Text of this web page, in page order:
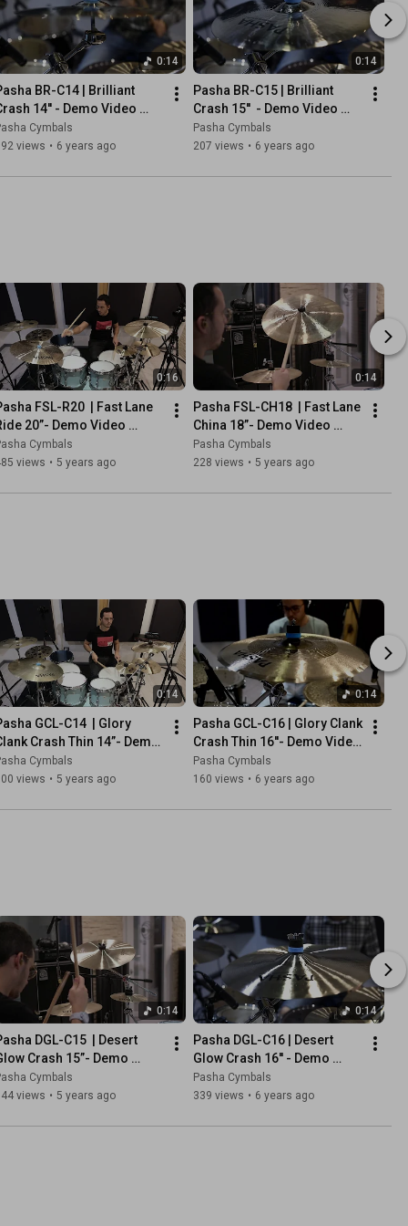
0:14
BR-C14 | Brilliant
14'' - Demo Video
| Pasha Cymbals
Cymbals
views • 6 years ago
0:14
Pasha BR-C15 | Brilliant
Crash 15''  - Demo Video
Sample | Pasha Cymbals
Pasha Cymbals
207 views • 6 years ago
0:16
FSL-R20  | Fast Lane
20”- Demo Video
| Pasha Cymbals
Cymbals
views • 5 years ago
0:14
Pasha FSL-CH18  | Fast Lane
China 18”- Demo Video
Sample | Pasha Cymbals
Pasha Cymbals
228 views • 5 years ago
0:14
GCL-C14  | Glory
Crash Thin 14”- Demo
Sample | Pasha
Cymbals
views • 5 years ago
0:14
Pasha GCL-C16 | Glory Clank
Crash Thin 16''- Demo Video
Sample | Pasha Cymbals
Pasha Cymbals
160 views • 6 years ago
0:14
DGL-C15  | Desert
Crash 15”- Demo
Sample | Pasha
Cymbals
views • 5 years ago
0:14
Pasha DGL-C16 | Desert
Glow Crash 16'' - Demo
Video Sample | Pasha
Cymbals
Pasha Cymbals
339 views • 6 years ago